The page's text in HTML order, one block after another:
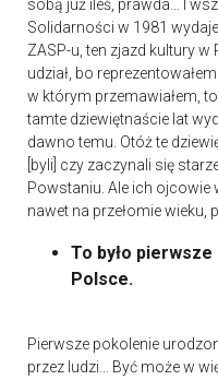
sobą już ileś, prawda… I
Solidarności w 1981
ZASP-u, ten zjazd kultury w
udział, bo
w którym przemawiałem,
tamte dziewiętnaście lat
dawno temu. Otóż te
[byli] czy zaczynali się
Powstaniu. Ale ich ojcowie
nawet na przełomie wieku,
To było
Polsce.
Pierwsze pokolenie
przez ludzi… Być może w